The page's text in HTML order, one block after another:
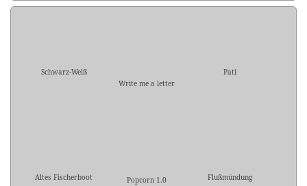
Schwarz-Weiß
Write me a letter
Pati
Altes Fischerboot Popcorn 1.0 Flußmündung